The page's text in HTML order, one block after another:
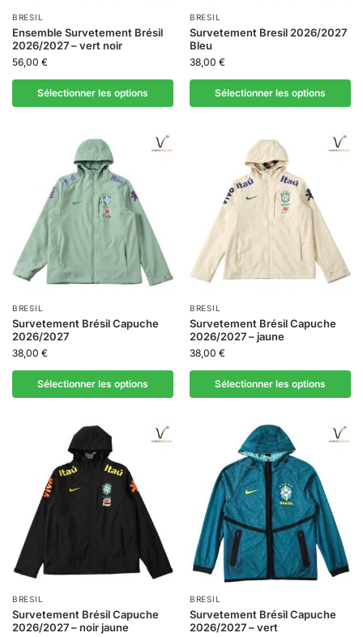
BRESIL
Ensemble Survetement Brésil
2026/2027 – vert noir
56,00 €
Sélectionner les options
BRESIL
Survetement Bresil 2026/2027
Bleu
38,00 €
Sélectionner les options
BRESIL
Survetement Brésil Capuche
2026/2027
38,00 €
Sélectionner les options
BRESIL
Survetement Brésil Capuche
2026/2027 – jaune
38,00 €
Sélectionner les options
BRESIL
Survetement Brésil Capuche
2026/2027 – noir jaune
BRESIL
Survetement Brésil Capuche
2026/2027 – vert